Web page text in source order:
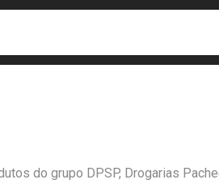
do grupo DPSP, Drogarias